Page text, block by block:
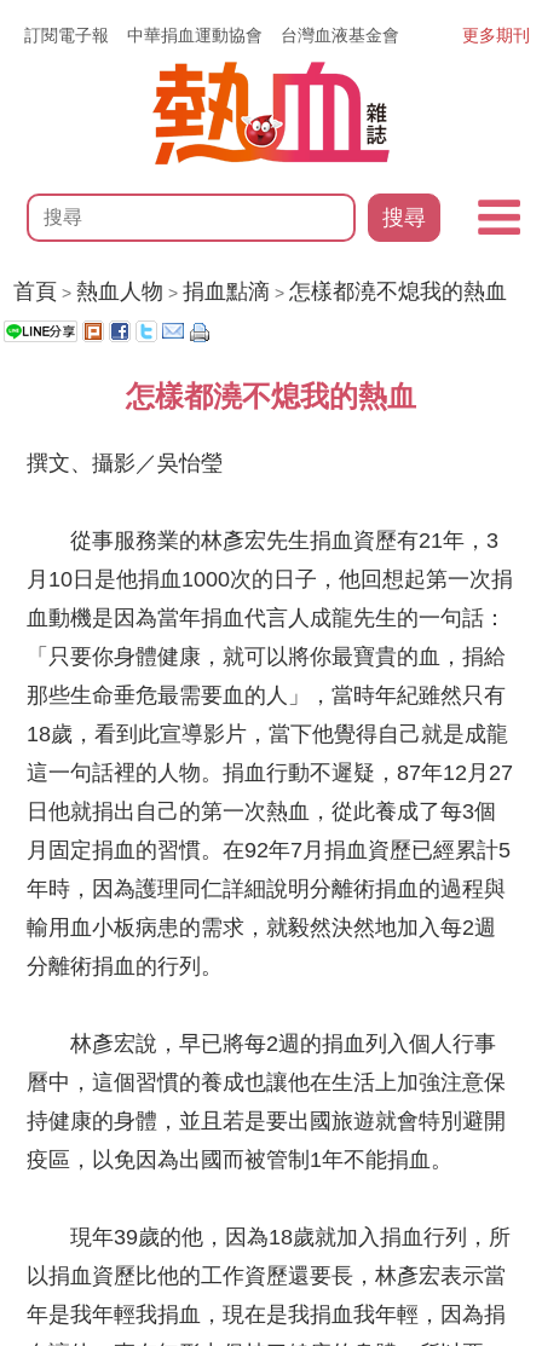
訂閱電子報 中華捐血運動協會 台灣血液基金會
搜尋
更多期刊
首頁 >熱血人物 >捐血點滴 >怎樣都澆不熄我的熱血
怎樣都澆不熄我的熱血
撰文、攝影／吳怡瑩
從事服務業的林彥宏先生捐血資歷有21年，3
月10日是他捐血1000次的日子，他回想起第一次捐
血動機是因為當年捐血代言人成龍先生的一句話：
「只要你身體健康，就可以將你最寶貴的血，捐給
那些生命垂危最需要血的人」，當時年紀雖然只有
18歲，看到此宣導影片，當下他覺得自己就是成龍
這一句話裡的人物。捐血行動不遲疑，87年12月27
日他就捐出自己的第一次熱血，從此養成了每3個
月固定捐血的習慣。在92年7月捐血資歷已經累計5
年時，因為護理同仁詳細說明分離術捐血的過程與
輸用血小板病患的需求，就毅然決然地加入每2週
分離術捐血的行列。
林彥宏說，早已將每2週的捐血列入個人行事
曆中，這個習慣的養成也讓他在生活上加強注意保
持健康的身體，並且若是要出國旅遊就會特別避開
疫區，以免因為出國而被管制1年不能捐血。
現年39歲的他，因為18歲就加入捐血行列，所
以捐血資歷比他的工作資歷還要長，林彥宏表示當
年是我年輕我捐血，現在是我捐血我年輕，因為捐